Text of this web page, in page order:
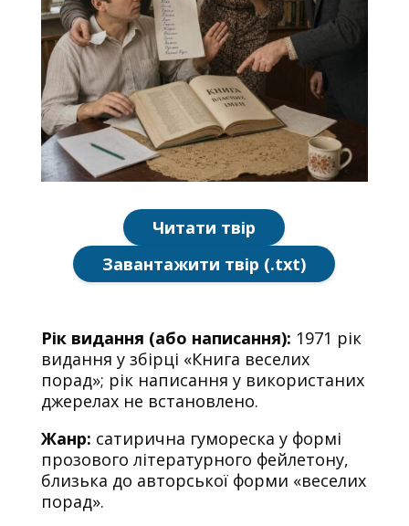
Читати твір
Завантажити твір (.txt)
Рік видання (або написання): 1971 рік
видання у збірці «Книга веселих
порад»; рік написання у використаних
джерелах не встановлено.
Жанр: сатирична гумореска у формі
прозового літературного фейлетону,
близька до авторської форми «веселих
порад».